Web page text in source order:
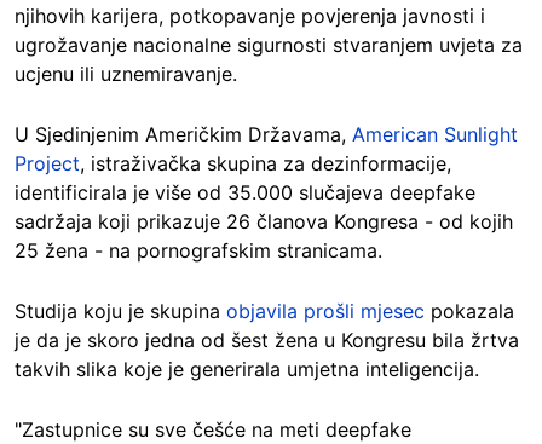
njihovih karijera, potkopavanje povjerenja javnosti i
ugrožavanje nacionalne sigurnosti stvaranjem uvjeta za
ucjenu ili uznemiravanje.
U Sjedinjenim Američkim Državama, American Sunlight
Project, istraživačka skupina za dezinformacije,
identificirala je više od 35.000 slučajeva deepfake
sadržaja koji prikazuje 26 članova Kongresa - od kojih
25 žena - na pornografskim stranicama.
Studija koju je skupina objavila prošli mjesec pokazala
je da je skoro jedna od šest žena u Kongresu bila žrtva
takvih slika koje je generirala umjetna inteligencija.
"Zastupnice su sve češće na meti deepfake